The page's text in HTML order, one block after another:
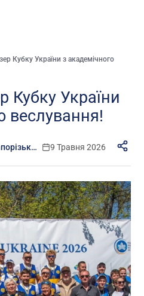
Кубку України з академічного
Кубку України
веслування!
Іміджевий центр НУ «Запорізька політехніка» 9 Травня 2026